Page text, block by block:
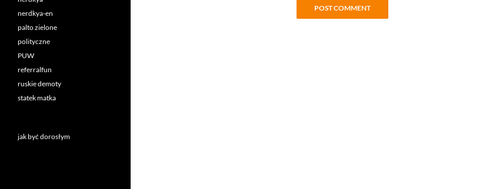
nerdkya-en
palto zielone
polityczne
PUW
referralfun
ruskie demoty
statek matka
jak być dorosłym